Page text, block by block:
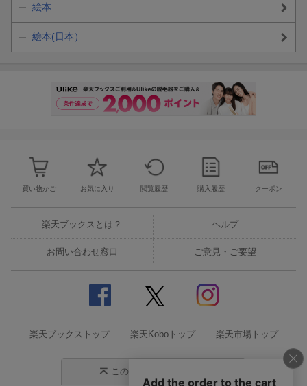
絵本
絵本(日本）
買い物かご お気に入り 閲覧履歴 購入履歴 クーポン
楽天ブックスとは？ ヘルプ
お問い合わせ窓口 ご意見・ご要望
楽天ブックストップ 楽天Koboトップ 楽天市場トップ
このページの先頭に戻る